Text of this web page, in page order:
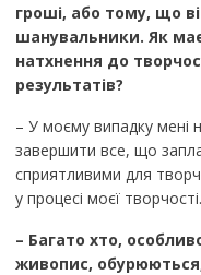
гроші, або тому, що
шанувальники. Як
натхнення до
результатів?
– У моєму випадку мені
завершити все, що
сприятливими для
у процесі моєї
– Багато хто,
живопис,